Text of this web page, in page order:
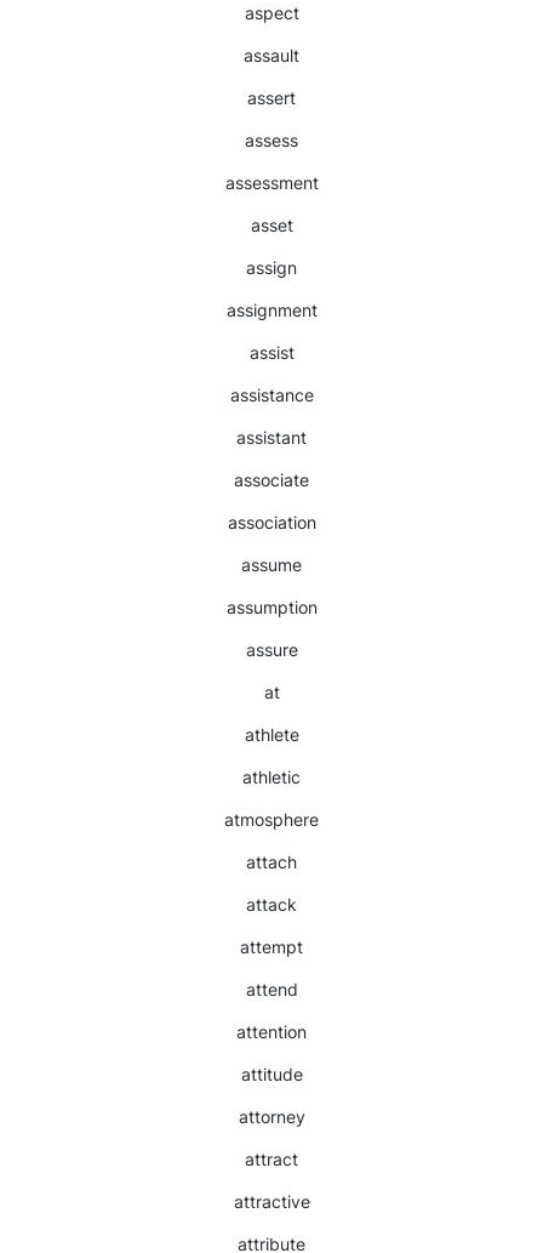
aspect
assault
assert
assess
assessment
asset
assign
assignment
assist
assistance
assistant
associate
association
assume
assumption
assure
at
athlete
athletic
atmosphere
attach
attack
attempt
attend
attention
attitude
attorney
attract
attractive
attribute